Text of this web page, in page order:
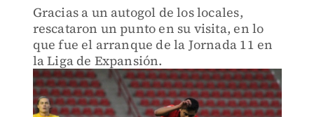
Gracias a un autogol de los locales,
rescataron un punto en su visita, en lo
que fue el arranque de la Jornada 11 en
la Liga de Expansión.